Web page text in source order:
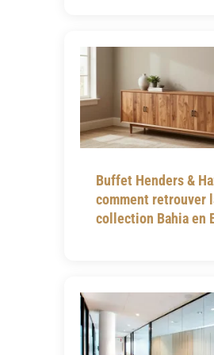
Buffet Henders &
comment retrouver
collection Bahia en